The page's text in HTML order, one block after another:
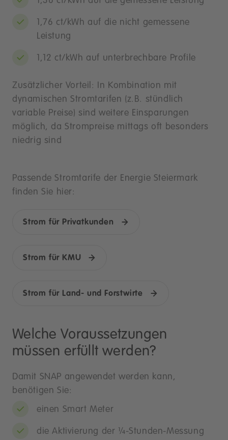
1,76 ct/kWh auf die nicht gemessene
Leistung
1,12 ct/kWh auf unterbrechbare Profile
Zusätzlicher Vorteil: In Kombination mit
dynamischen Stromtarifen (z.B. stündlich
variable Preise) sind weitere Einsparungen
möglich, da Strompreise mittags oft besonders
niedrig sind
Passende Stromtarife der Energie Steiermark
finden Sie hier:
Strom für Privatkunden
Strom für KMU
Strom für Land- und Forstwirte
Welche Voraussetzungen
müssen erfüllt werden?
Damit SNAP angewendet werden kann,
benötigen Sie:
einen Smart Meter
die Aktivierung der ¼-Stunden-Messung